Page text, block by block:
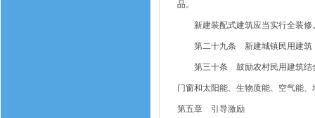
品。
新建装配式建筑应当实行全装修
第二十九条 新建城镇民用建筑，
第三十条 鼓励农村民用建筑结合
门窗和太阳能、生物质能、空气能
第五章 引导激励